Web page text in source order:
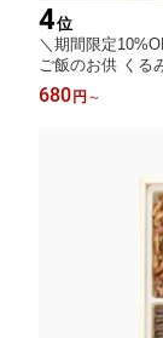
4位
＼期間限定
ご飯のお供 くる
い和惣菜 ご飯の
メ ギフト 贈り物
680 円 ～